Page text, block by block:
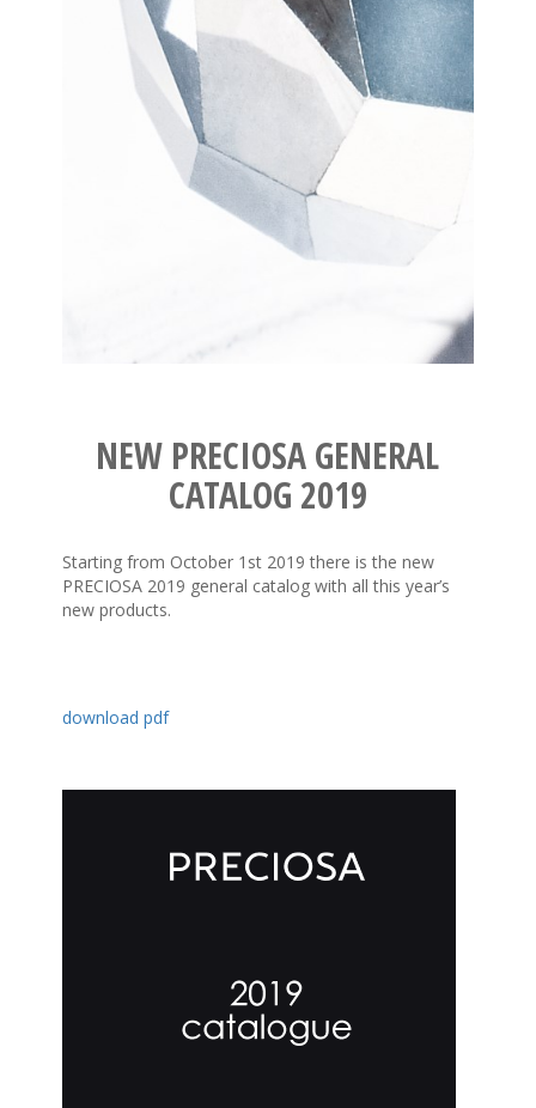
NEW PRECIOSA GENERAL
CATALOG 2019
Starting from October 1st 2019 there is the new
PRECIOSA 2019 general catalog with all this year’s
new products.
download pdf